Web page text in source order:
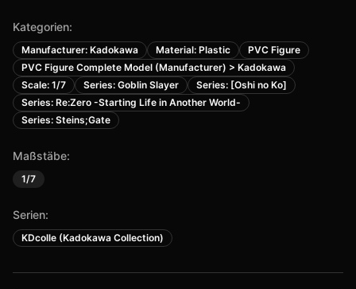
Kategorien:
Manufacturer: Kadokawa Material: Plastic
PVC Figure
PVC Figure Complete Model (Manufacturer) > Kadokawa
Scale: 1/7
Series: Goblin Slayer
Series: [Oshi no Ko]
Series: Re:Zero -Starting Life in Another World-
Series: Steins;Gate
Maßstäbe:
1/7
Serien:
KDcolle (Kadokawa Collection)